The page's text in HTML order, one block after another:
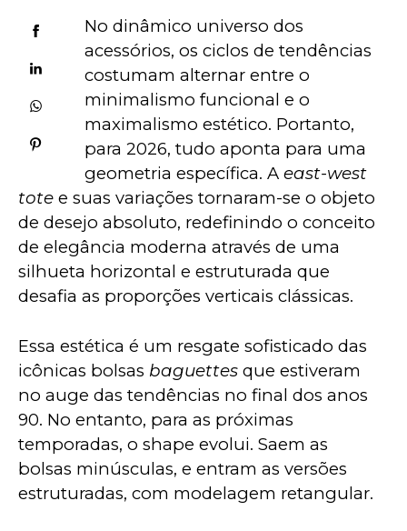
No dinâmico universo dos
acessórios, os ciclos de tendências
costumam alternar entre o
minimalismo funcional e o
maximalismo estético. Portanto,
para 2026, tudo aponta para uma
geometria específica. A east-west
tote e suas variações tornaram-se o objeto
de desejo absoluto, redefinindo o conceito
de elegância moderna através de uma
silhueta horizontal e estruturada que
desafia as proporções verticais clássicas.
Essa estética é um resgate sofisticado das
icônicas bolsas baguettes que estiveram
no auge das tendências no final dos anos
90. No entanto, para as próximas
temporadas, o shape evolui. Saem as
bolsas minúsculas, e entram as versões
estruturadas, com modelagem retangular.